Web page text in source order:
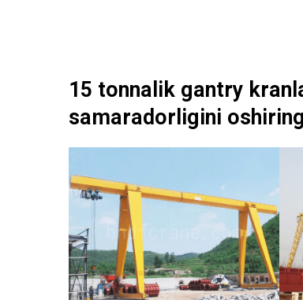
15 tonnalik gantry
samaradorligini oshiring